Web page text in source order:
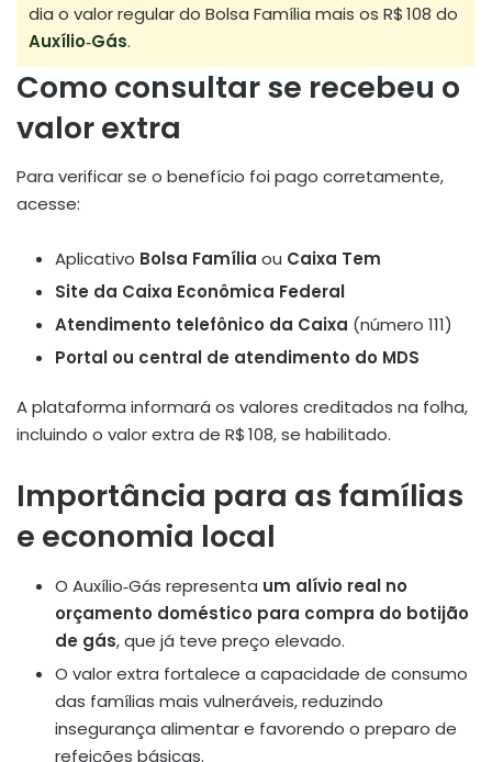
dia o valor regular do Bolsa Família mais os R$ 108 do
Auxílio‑Gás.
Como consultar se recebeu o
valor extra
Para verificar se o benefício foi pago corretamente,
acesse:
Aplicativo Bolsa Família ou Caixa Tem
Site da Caixa Econômica Federal
Atendimento telefônico da Caixa (número 111)
Portal ou central de atendimento do MDS
A plataforma informará os valores creditados na folha,
incluindo o valor extra de R$ 108, se habilitado.
Importância para as famílias
e economia local
O Auxílio‑Gás representa um alívio real no
orçamento doméstico para compra do botijão
de gás, que já teve preço elevado.
O valor extra fortalece a capacidade de consumo
das famílias mais vulneráveis, reduzindo
insegurança alimentar e favorendo o preparo de
refeições básicas.